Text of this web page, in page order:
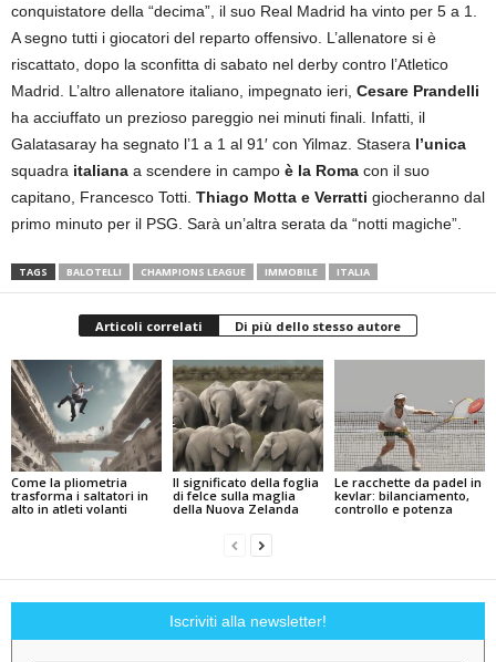
conquistatore della “decima”, il suo Real Madrid ha vinto per 5 a 1.
A segno tutti i giocatori del reparto offensivo. L’allenatore si è
riscattato, dopo la sconfitta di sabato nel derby contro l’Atletico
Madrid. L’altro allenatore italiano, impegnato ieri, Cesare Prandelli
ha acciuffato un prezioso pareggio nei minuti finali. Infatti, il
Galatasaray ha segnato l’1 a 1 al 91′ con Yilmaz. Stasera l’unica
squadra italiana a scendere in campo è la Roma con il suo
capitano, Francesco Totti. Thiago Motta e Verratti giocheranno dal
primo minuto per il PSG. Sarà un’altra serata da “notti magiche”.
TAGS BALOTELLI CHAMPIONS LEAGUE IMMOBILE ITALIA
Articoli correlati Di più dello stesso autore
Come la pliometria
trasforma i saltatori in
alto in atleti volanti
Il significato della foglia
di felce sulla maglia
della Nuova Zelanda
Le racchette da padel in
kevlar: bilanciamento,
controllo e potenza
Iscriviti alla newsletter!